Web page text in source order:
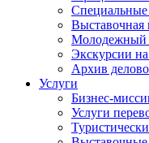
Выставочная
Молодежный
Экскурсии
Архив
Услуги
Бизнес-
Услуги